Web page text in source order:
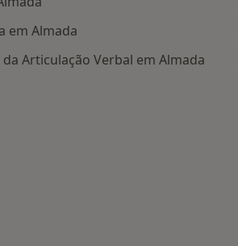
em Almada
Articulação Verbal em Almada